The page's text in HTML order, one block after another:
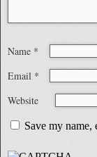
Name *
Email *
Website
Save my